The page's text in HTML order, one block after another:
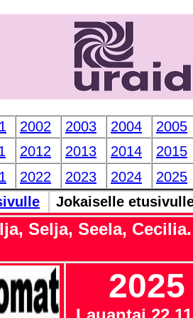
2002 2003 2004
2005
2012 2013 2014
2015
2022 2023 2024
2025
Jokaiselle
Selja, Seela,